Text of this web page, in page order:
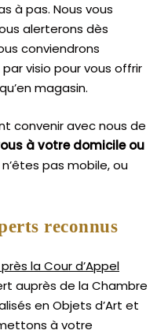
à pas. Nous vous
alerterons dès
conviendrons
visio pour vous offrir
magasin.
convenir avec nous de
à votre domicile ou
n’êtes pas mobile, ou
reconnus
la Cour d’Appel
auprès de laChambre
en Objets d’Art et
à votre